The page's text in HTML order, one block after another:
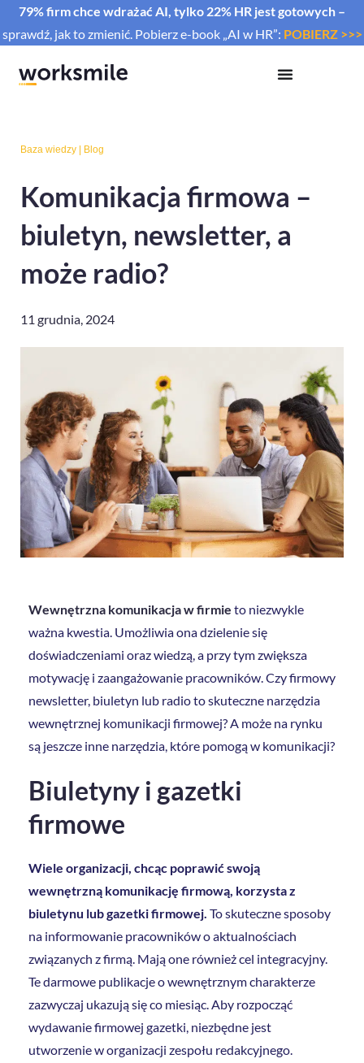
79% firm chce wdrażać AI, tylko 22% HR jest gotowych –
sprawdź, jak to zmienić. Pobierz e-book „AI w HR”: POBIERZ >>>
Baza wiedzy Blog
Komunikacja firmowa –
biuletyn, newsletter, a
może radio?
11 grudnia, 2024
Wewnętrzna komunikacja w firmie to niezwykle
ważna kwestia. Umożliwia ona dzielenie się
doświadczeniami oraz wiedzą, a przy tym zwiększa
motywację i zaangażowanie pracowników. Czy firmowy
newsletter, biuletyn lub radio to skuteczne narzędzia
wewnętrznej komunikacji firmowej? A może na rynku
są jeszcze inne narzędzia, które pomogą w komunikacji?
Biuletyny i gazetki
firmowe
Wiele organizacji, chcąc poprawić swoją
wewnętrzną komunikację firmową, korzysta z
biuletynu lub gazetki firmowej. To skuteczne sposoby
na informowanie pracowników o aktualnościach
związanych z firmą. Mają one również cel integracyjny.
Te darmowe publikacje o wewnętrznym charakterze
zazwyczaj ukazują się co miesiąc. Aby rozpocząć
wydawanie firmowej gazetki, niezbędne jest
utworzenie w organizacji zespołu redakcyjnego.